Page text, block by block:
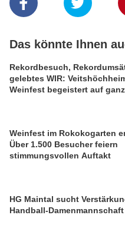
Das könnte Ihnen
Rekordbesuch,
gelebtes WIR:
Weinfest begeistert auf
Weinfest im Rokokogarten
Über 1.500 Besucher feiern
stimmungsvollen Auftakt
HG Maintal sucht
Handball-Damenmannschaft